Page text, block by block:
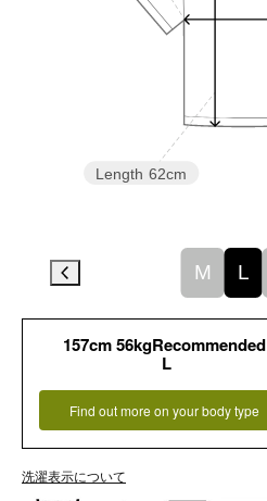
Length 62cm
M L
157cm 56kgRecommended
L
Find out more on your body type
洗濯表示について